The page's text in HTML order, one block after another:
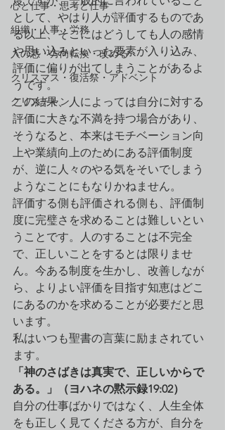
心と仕事・思考と仕事
組織・人事・労務
人の悪・方向転換・改める
クリスマス・復活祭・アドベント
クリスチャン
として、やはり人が評価するものであ
る以上、そこにはどうしても人の感情
や思い込みといった要素が入り込み、
評価に偏りが出てしまうことがあるよ
うです。
この結果、人によっては自分に対する
評価に大きな不満を持つ場合があり、
そうなると、本来はモチベーション向
上や業績向上のためにある評価制度
が、逆に人々のやる気をそいでしまう
ようなことにもなりかねません。
評価する側も評価される側も、評価制
度に完璧さを求めることは難しいとい
うことです。人のすることは不完全
で、正しいことをするとは限りませ
ん。今ある制度を生かし、改善しなが
ら、よりよい評価を目指す知恵はどこ
にあるのかを求めることが必要だと思
います。
私はいつも聖書の言葉に励まされてい
ます。
「神のさばきは真実で、正しいからで
ある。」（ヨハネの黙示録19:02）
自分の仕事ばかりではなく、人生全体
をも正しく見てくださる方が、自分を